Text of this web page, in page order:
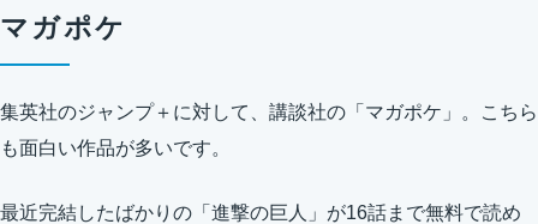
マガポケ
集英社のジャンプ＋に対して、講談社の「マガポケ」。こちら
も面白い作品が多いです。
最近完結したばかりの「進撃の巨人」が16話まで無料で読め